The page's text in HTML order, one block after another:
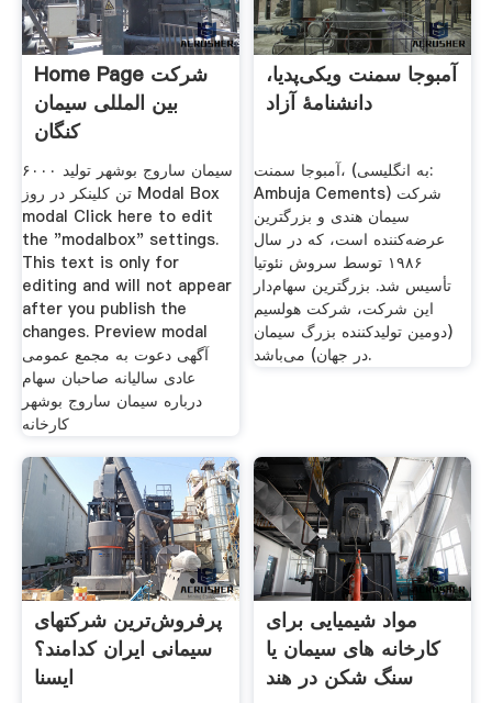
Home Page شرکت
بین المللی سیمان
کنگان
سیمان ساروج بوشهر تولید ۶۰۰۰
تن کلینکر در روز Modal Box
modal Click here to edit
the "modalbox" settings.
This text is only for
editing and will not appear
after you publish the
changes. Preview modal
آگهی دعوت به مجمع عمومی
عادی سالیانه صاحبان سهام
درباره سیمان ساروج بوشهر
کارخانه
آمبوجا سمنت ویکی‌پدیا،
دانشنامهٔ آزاد
آمبوجا سمنت، (به انگلیسی:
Ambuja Cements) شرکت
سیمان هندی و بزرگترین
عرضه‌کننده است، که در سال
۱۹۸۶ توسط سروش نئوتیا
تأسیس شد. بزرگترین سهام‌دار
این شرکت، شرکت هولسیم
(دومین تولیدکننده بزرگ سیمان
در جهان) می‌باشد.
پرفروش‌ترین شرکتهای
سیمانی ایران کدامند؟
ایسنا
مواد شیمیایی برای
کارخانه های سیمان یا
سنگ شکن در هند